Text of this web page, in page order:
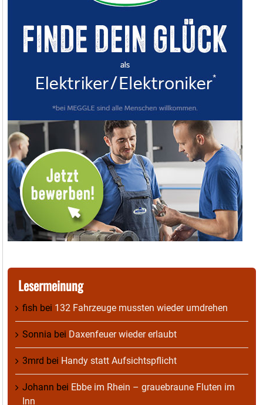
Lesermeinung
fish bei 132 Fahrzeuge mussten wieder umdrehen
Sonnia bei Daxenfeuer wieder erlaubt
3mrd bei Handy statt Aufsichtspflicht
Johann bei Ebbe im Rhein – grauebraune Fluten im
Inn